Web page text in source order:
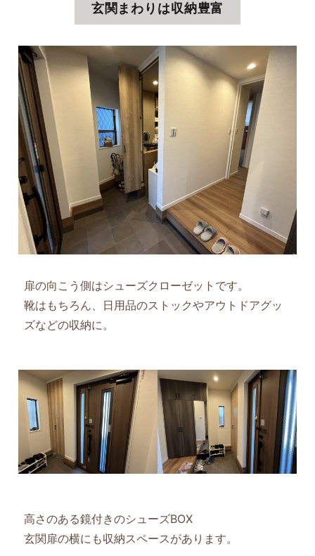
玄関まわりは収納豊富
扉の向こう側はシューズクローゼットです。
靴はもちろん、日用品のストックやアウトドアグッ
ズなどの収納に。
高さのある鏡付きのシューズBOX
玄関扉の横にも収納スペースがあります。